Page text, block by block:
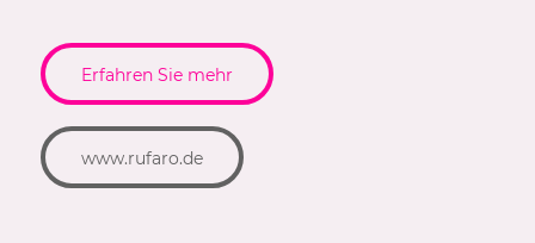
Erfahren Sie mehr
www.rufaro.de